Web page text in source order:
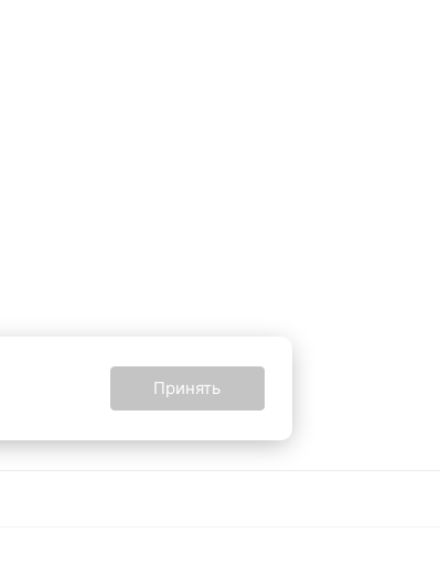
Принять